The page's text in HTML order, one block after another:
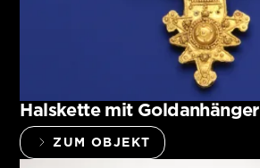
Halskette mit Goldanhänger
ZUM OBJEKT